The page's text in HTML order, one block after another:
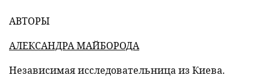
АВТОРЫ
АЛЕКСАНДРА МАЙБОРОДА
Независимая исследовательница из Киева.